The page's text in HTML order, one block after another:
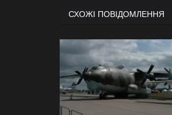
СХОЖІ ПОВІДОМЛЕННЯ